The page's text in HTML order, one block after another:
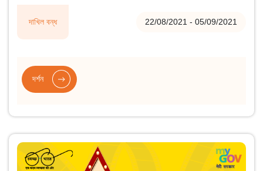
দাখিল বন্ধ 22/08/2021 - 05/09/2021
দৰ্শন